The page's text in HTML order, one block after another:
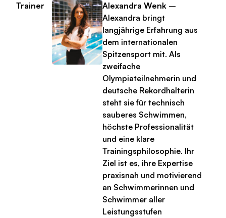
Trainer
Alexandra Wenk –
Alexandra bringt
langjährige Erfahrung aus
dem internationalen
Spitzensport mit. Als
zweifache
Olympiateilnehmerin und
deutsche Rekordhalterin
steht sie für technisch
sauberes Schwimmen,
höchste Professionalität
und eine klare
Trainingsphilosophie. Ihr
Ziel ist es, ihre Expertise
praxisnah und motivierend
an Schwimmerinnen und
Schwimmer aller
Leistungsstufen